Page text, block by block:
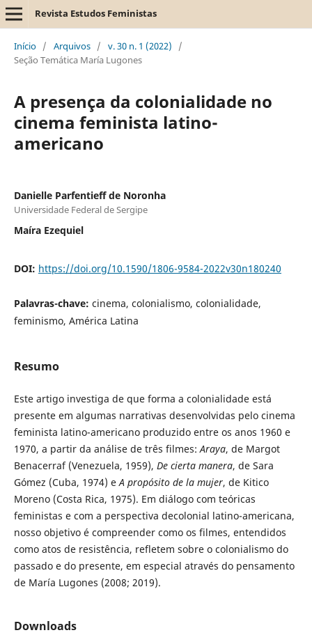
Revista Estudos Feministas
Início / Arquivos / v. 30 n. 1 (2022)
/
Seção Temática María Lugones
A presença da colonialidade no
cinema feminista latino-
americano
Danielle Parfentieff de Noronha
Universidade Federal de Sergipe
Maíra Ezequiel
DOI: https://doi.org/10.1590/1806-9584-2022v30n180240
Palavras-chave: cinema, colonialismo, colonialidade,
feminismo, América Latina
Resumo
Este artigo investiga de que forma a colonialidade está
presente em algumas narrativas desenvolvidas pelo cinema
feminista latino-americano produzido entre os anos 1960 e
1970, a partir da análise de três filmes:Araya, de Margot
Benacerraf (Venezuela, 1959), De cierta manera, de Sara
Gómez (Cuba, 1974) eA propósito de la mujer, de Kitico
Moreno (Costa Rica, 1975). Em diálogo com teóricas
feministas e com a perspectiva decolonial latino-americana,
nosso objetivo é compreender como os filmes, entendidos
como atos de resistência, refletem sobre o colonialismo do
passado e do presente, em especial através do pensamento
de María Lugones (2008; 2019).
Downloads